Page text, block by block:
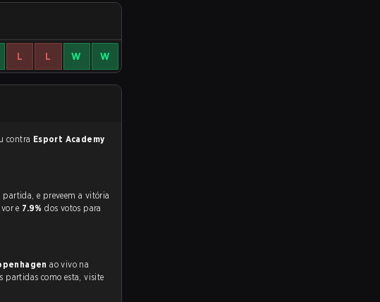
L L W W
jogou contra Esport Academy
e 7.9%dos votos para
ao vivo na
partidas como esta, visite